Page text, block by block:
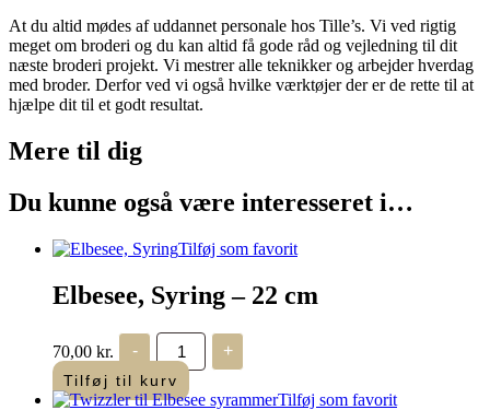
At du altid mødes af uddannet personale hos Tille’s. Vi ved rigtig
meget om broderi og du kan altid få gode råd og vejledning til dit
næste broderi projekt. Vi mestrer alle teknikker og arbejder hverdag
med broder. Derfor ved vi også hvilke værktøjer der er de rette til at
hjælpe dit til et godt resultat.
Mere til dig
Du kunne også være interesseret i…
Tilføj som favorit
Elbesee, Syring – 22 cm
70,00 kr. -
Elbesee,
Syring
antal
+
Tilføj til kurv
Tilføj som favorit